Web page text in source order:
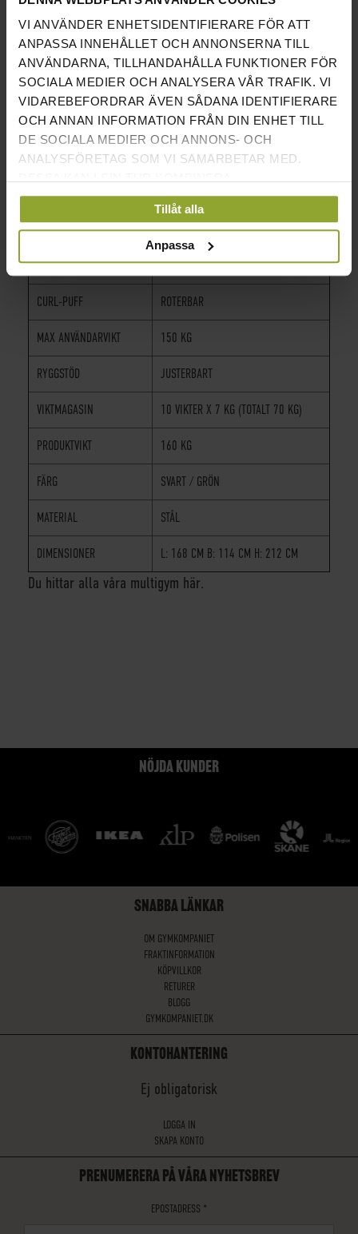
VI ANVÄNDER ENHETSIDENTIFIERARE FÖR ATT
ANPASSA INNEHÅLLET OCH ANNONSERNA TILL
ANVÄNDARNA, TILLHANDAHÅLLA FUNKTIONER FÖR
SOCIALA MEDIER OCH ANALYSERA VÅR TRAFIK. VI
VIDAREBEFORDRAR ÄVEN SÅDANA IDENTIFIERARE
OCH ANNAN INFORMATION FRÅN DIN ENHET TILL
DE SOCIALA MEDIER OCH ANNONS- OCH
ANALYSFÖRETAG SOM VI SAMARBETAR MED.
INFORMATIONEN MED ANNAN INFORMATION SOM
DU HAR TILLHANDAHÅLLIT ELLER SOM DE HAR
SAMLAT IN NÄR DU HAR ANVÄNT DERAS
Tillåt alla
Anpassa
KLÄDSEL
SYDD KLÄDSEL MED FÖRSTÄRKTA
HÖRN
HÖG KABELTRISSA MED BÖJD STÅNG
BICEPSARMKUDDE HÖJDJUSTERBAR
LÅG KABELTRISSA MED RAK STÅNG
BRÖSTPRESS
BENSTRÄCKARE JA
BENPRESS JA
CURL-PUFF ROTERBAR
MAX ANVÄNDARVIKT 150 KG
RYGGSTÖD JUSTERBART
VIKTMAGASIN 10 VIKTER X 7 KG (TOTALT 70 KG)
PRODUKTVIKT 160 KG
FÄRG SVART / GRÖN
MATERIAL STÅL
DIMENSIONER L: 168 CM B: 114 CM H: 212 CM
Du hittar alla våra multigym här.
NÖJDA KUNDER
SNABBA LÄNKAR
OM GYMKOMPANIET
FRAKTINFORMATION
KÖPVILLKOR
RETURER
BLOGG
GYMKOMPANIET.DK
KONTOHANTERING
Ej obligatorisk
LOGGA IN
SKAPA KONTO
PRENUMERERA PÅ VÅRA NYHETSBREV
EPOSTADRESS *